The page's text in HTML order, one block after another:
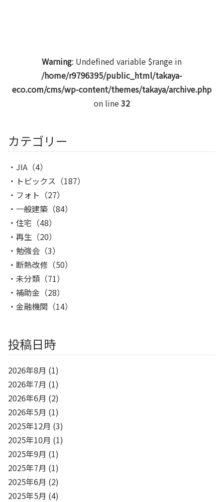
Warning: Undefined variable $range in
/home/r9796395/public_html/takaya-
eco.com/cms/wp-content/themes/takaya/archive.php
on line32
カテゴリー
JIA （4）
トピックス （187）
フォト （27）
一般建築 （84）
住宅 （48）
再生 （20）
勉強会 （3）
断熱改修 （50）
未分類 （71）
補助金 （28）
金融機関 （14）
投稿日時
2026年8月 (1)
2026年7月 (1)
2026年6月 (2)
2026年5月 (1)
2025年12月 (3)
2025年10月 (1)
2025年9月 (1)
2025年7月 (1)
2025年6月 (2)
2025年5月 (4)